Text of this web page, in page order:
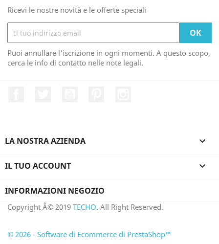
Ricevi le nostre novità e le offerte speciali
Puoi annullare l'iscrizione in ogni momenti. A questo scopo,
cerca le info di contatto nelle note legali.
LA NOSTRA AZIENDA 
IL TUO ACCOUNT 
INFORMAZIONI NEGOZIO
Copyright Â© 2019 TECHO. All Right Reserved.
© 2026 - Software di Ecommerce di PrestaShop™